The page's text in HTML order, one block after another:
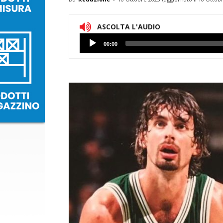
ASCOLTA L'AUDIO
Lettore
Audio
00:00